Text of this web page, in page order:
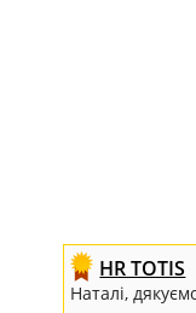
HR TOTIS
Наталі,